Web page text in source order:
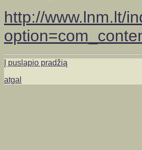
http://www.lnm.lt/
Į puslapio pradžią
atgal